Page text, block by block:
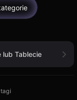
lub Tablecie